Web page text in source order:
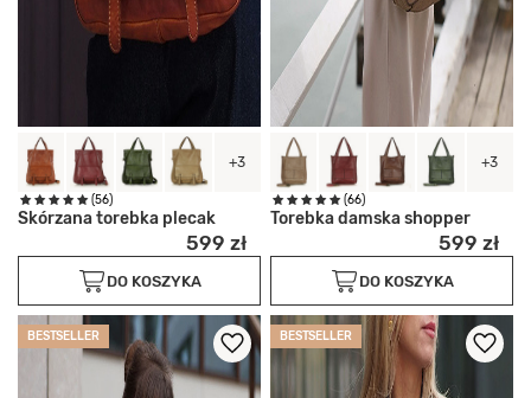
+3
(56)
Skórzana torebka plecak
599 zł
DO KOSZYKA
+3
(66)
Torebka damska shopper
599 zł
DO KOSZYKA
BESTSELLER BESTSELLER